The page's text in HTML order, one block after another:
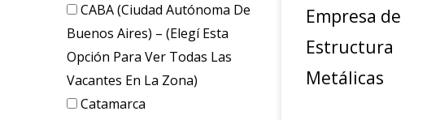
CABA (Ciudad Autónoma De
Buenos Aires) – (elegí Esta
Opción Para Ver Todas Las
Vacantes En La Zona)
Catamarca
Empresa de
Estructura
Metálicas